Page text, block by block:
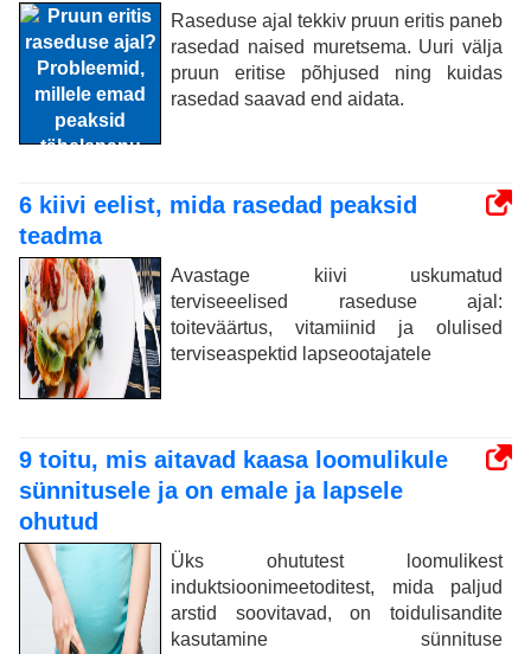
Raseduse ajal tekkiv pruun eritis paneb
rasedad naised muretsema. Uuri välja
pruun eritise põhjused ning kuidas
rasedad saavad end aidata.
6 kiivi eelist, mida rasedad peaksid
teadma
Avastage kiivi uskumatud
terviseeelised raseduse ajal:
toiteväärtus, vitamiinid ja olulised
terviseaspektid lapseootajatele
9 toitu, mis aitavad kaasa loomulikule
sünnitusele ja on emale ja lapsele
ohutud
Üks ohututest loomulikest
induktsioonimeetoditest, mida paljud
arstid soovitavad, on toidulisandite
kasutamine sünnituse